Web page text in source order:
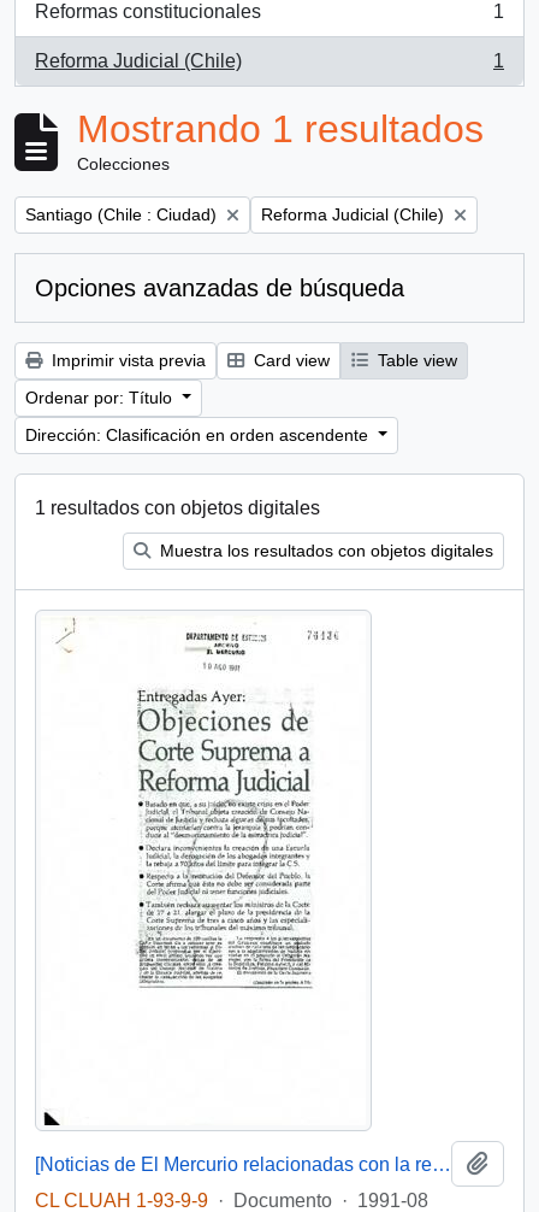
Reformas constitucionales
, 1 resultados
1
Reforma Judicial (Chile)
, 1 resultados
1
Mostrando 1 resultados
Colecciones
Remove filter:
Santiago (Chile : Ciudad) Remove filter:
Reforma Judicial (Chile)
Opciones avanzadas de búsqueda
Imprimir vista previa Card view
Table view
Ordenar por: Título
Dirección: Clasificación en orden ascendente
1 resultados con objetos digitales
Muestra los resultados con objetos digitales
[Noticias de El Mercurio relacionadas con la reforma al Poder Judicial]
CL CLUAH 1-93-9-9 · Documento · 1991-08